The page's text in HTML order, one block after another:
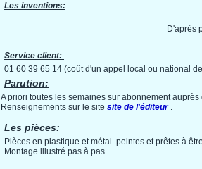
Les inventions:
D'après
Service client:
01 60 39 65 14 (coût d'un appel local ou national
Parution:
A priori toutes les semaines sur abonnement auprès
Renseignements sur le site site de l'éditeur.
Les pièces:
Pièces en plastique et métal peintes et prêtes à
Montage illustré pas à pas .